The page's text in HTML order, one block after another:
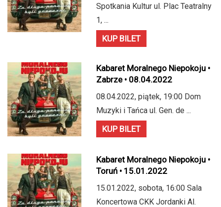
Spotkania Kultur ul. Plac Teatralny
1, ...
KUP BILET
Kabaret Moralnego Niepokoju •
Zabrze • 08.04.2022
08.04.2022, piątek, 19:00 Dom
Muzyki i Tańca ul. Gen. de ...
KUP BILET
Kabaret Moralnego Niepokoju •
Toruń • 15.01.2022
15.01.2022, sobota, 16:00 Sala
Koncertowa CKK Jordanki Al.